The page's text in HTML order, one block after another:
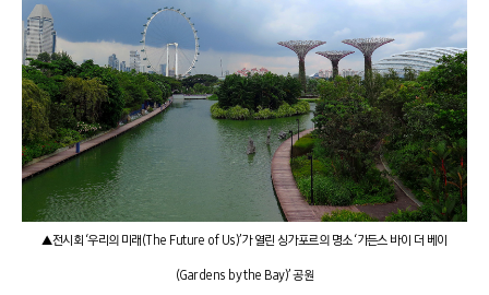
▲전시회 ‘우리의 미래(The Future of Us)’가 열린 싱가포르의 명소 ‘가든스 바이 더 베이
(Gardens by the Bay)’ 공원